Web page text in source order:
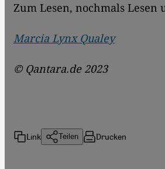
Zum Lesen, nochmals
Marcia Lynx Qualey
© Qantara.de 2023
Link Teilen Drucken